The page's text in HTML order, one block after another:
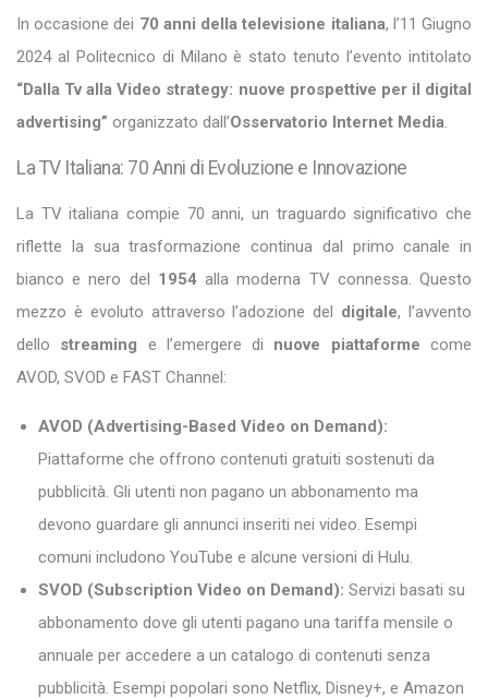
In occasione dei 70 anni della televisione italiana, l’11 Giugno
2024 al Politecnico di Milano è stato tenuto l’evento intitolato
“Dalla Tv alla Video strategy: nuove prospettive per il digital
advertising” organizzato dall’Osservatorio Internet Media.
La TV Italiana: 70 Anni di Evoluzione e Innovazione
La TV italiana compie 70 anni, un traguardo significativo che
riflette la sua trasformazione continua dal primo canale in
bianco e nero del 1954alla moderna TV connessa. Questo
mezzo è evoluto attraverso l’adozione del digitale, l’avvento
dello streaming e l’emergere di nuove piattaforme come
AVOD, SVOD e FAST Channel:
AVOD (Advertising-Based Video on Demand):
Piattaforme che offrono contenuti gratuiti sostenuti da
pubblicità. Gli utenti non pagano un abbonamento ma
devono guardare gli annunci inseriti nei video. Esempi
comuni includono YouTube e alcune versioni di Hulu.
SVOD (Subscription Video on Demand): Servizi basati su
abbonamento dove gli utenti pagano una tariffa mensile o
annuale per accedere a un catalogo di contenuti senza
pubblicità. Esempi popolari sono Netflix, Disney+, e Amazon